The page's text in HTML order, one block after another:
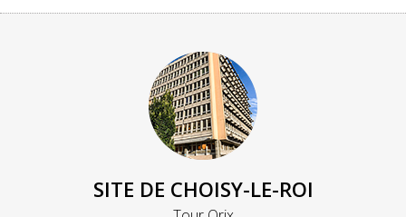
SITE DE CHOISY-LE-ROI